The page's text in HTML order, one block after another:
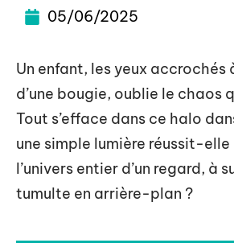
05/06/2025
Un enfant, les yeux accrochés
d’une bougie, oublie le chaos
Tout s’efface dans ce halo
une simple lumière réussit-
l’univers entier d’un regard, à
tumulte en arrière-plan ?